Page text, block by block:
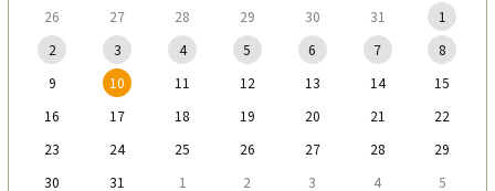
26 27 28 29 30 31
1
2
3 4 5 6 7
8
9
10 11 12 13 14
15
16
17 18 19 20 21
22
23
24 25 26 27 28
29
30
31 1 2 3 4 5